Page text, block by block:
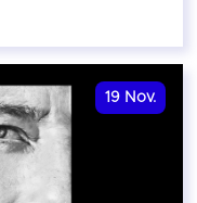
19 Nov.